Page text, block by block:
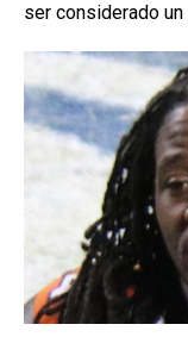
ser considerado un